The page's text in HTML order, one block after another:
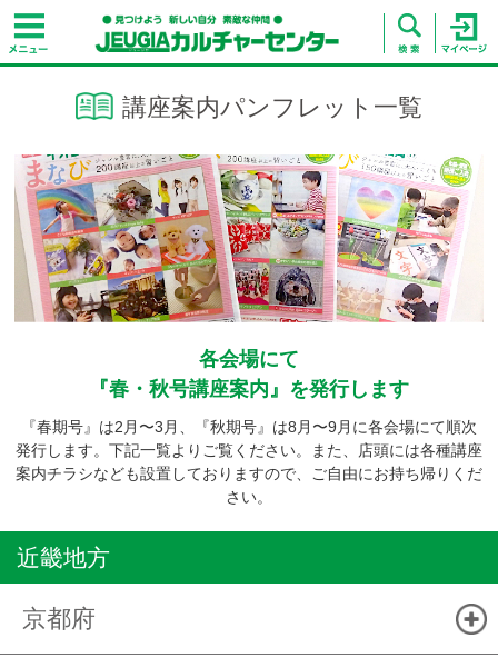
講座案内パンフレット一覧
各会場にて
『春・秋号講座案内』を発行します
『春期号』は2月〜3月、『秋期号』は8月〜9月に各会場にて順次
発行します。下記一覧よりご覧ください。また、店頭には各種講座
案内チラシなども設置しておりますので、ご自由にお持ち帰りくだ
さい。
近畿地方
京都府